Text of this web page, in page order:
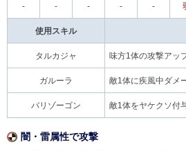
- - - - -
使用スキル
タルカジャ 味方1体の攻撃アッ
ガルーラ 敵1体に疾風中ダメ
バリゾーゴン 敵1体をヤケクソ付
闇・雷属性で攻撃